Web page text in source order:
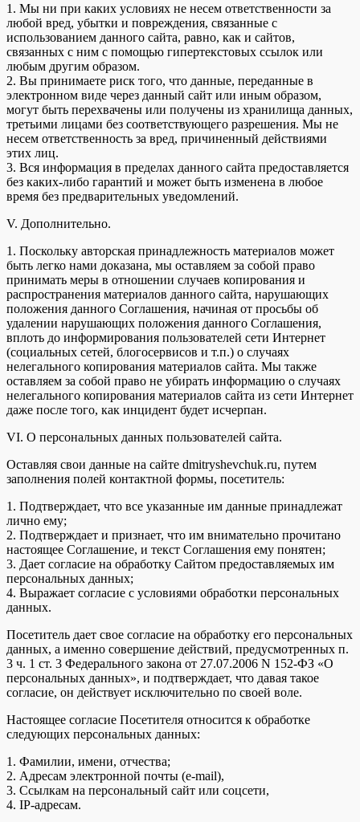
1. Мы ни при каких условиях не несем ответственности за
любой вред, убытки и повреждения, связанные с
использованием данного сайта, равно, как и сайтов,
связанных с ним с помощью гипертекстовых ссылок или
любым другим образом.
2. Вы принимаете риск того, что данные, переданные в
электронном виде через данный сайт или иным образом,
могут быть перехвачены или получены из хранилища данных,
третьими лицами без соответствующего разрешения. Мы не
несем ответственность за вред, причиненный действиями
этих лиц.
3. Вся информация в пределах данного сайта предоставляется
без каких-либо гарантий и может быть изменена в любое
время без предварительных уведомлений.
V. Дополнительно.
1. Поскольку авторская принадлежность материалов может
быть легко нами доказана, мы оставляем за собой право
принимать меры в отношении случаев копирования и
распространения материалов данного сайта, нарушающих
положения данного Соглашения, начиная от просьбы об
удалении нарушающих положения данного Соглашения,
вплоть до информирования пользователей сети Интернет
(социальных сетей, блогосервисов и т.п.) о случаях
нелегального копирования материалов сайта. Мы также
оставляем за собой право не убирать информацию о случаях
нелегального копирования материалов сайта из сети Интернет
даже после того, как инцидент будет исчерпан.
VI. О персональных данных пользователей сайта.
Оставляя свои данные на сайте dmitryshevchuk.ru, путем
заполнения полей контактной формы, посетитель:
1. Подтверждает, что все указанные им данные принадлежат
лично ему;
2. Подтверждает и признает, что им внимательно прочитано
настоящее Соглашение, и текст Соглашения ему понятен;
3. Дает согласие на обработку Сайтом предоставляемых им
персональных данных;
4. Выражает согласие с условиями обработки персональных
данных.
Посетитель дает свое согласие на обработку его персональных
данных, а именно совершение действий, предусмотренных п.
3 ч. 1 ст. 3 Федерального закона от 27.07.2006 N 152-ФЗ «О
персональных данных», и подтверждает, что давая такое
согласие, он действует исключительно по своей воле.
Настоящее согласие Посетителя относится к обработке
следующих персональных данных:
1. Фамилии, имени, отчества;
2. Адресам электронной почты (e-mail),
3. Ссылкам на персональный сайт или соцсети,
4. IP-адресам.